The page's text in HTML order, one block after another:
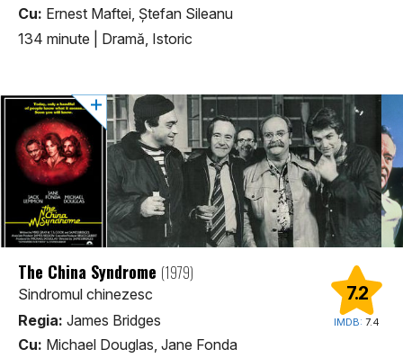
Cu: Ernest Maftei, Ștefan Sileanu
134 minute
Dramă, Istoric
7.2
IMDB: 7.4
The China Syndrome (1979)
Sindromul chinezesc
Regia: James Bridges
Cu: Michael Douglas, Jane Fonda